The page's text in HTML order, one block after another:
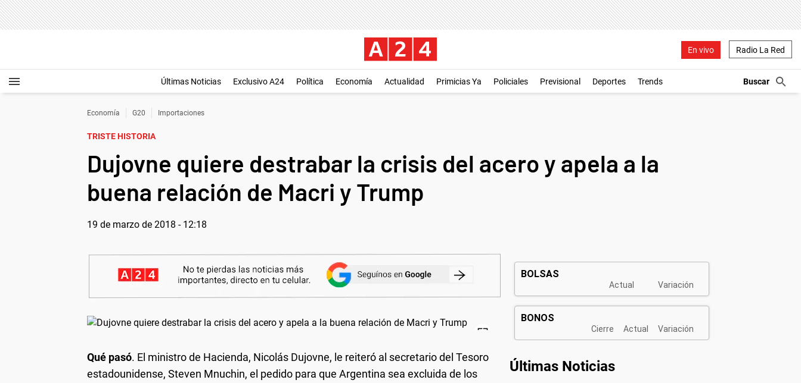
En vivo Radio La Red
Últimas Noticias Exclusivo A24 Política Economía Actualidad Primicias Ya Policiales Previsional Deportes Trends
Economía G20 Importaciones
TRISTE HISTORIA
Dujovne quiere destrabar la crisis del acero y apela a la
buena relación de Macri y Trump
19 de marzo de 2018 - 12:18
Qué pasó. El ministro de Hacienda, Nicolás Dujovne, le reiteró al secretario del Tesoro
estadounidense, Steven Mnuchin, el pedido para que Argentina sea excluida de los
Últimas Noticias